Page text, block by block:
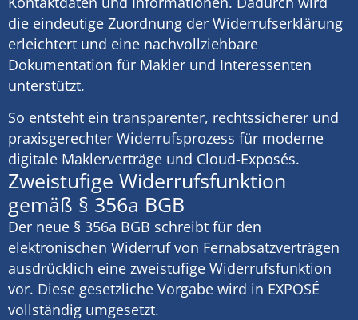
die eindeutige Zuordnung der Widerrufserklärung
erleichtert und eine nachvollziehbare
Dokumentation für Makler und Interessenten
unterstützt.
So entsteht ein transparenter, rechtssicherer und
praxisgerechter Widerrufsprozess für moderne
digitale Maklerverträge und Cloud-Exposés.
Zweistufige Widerrufsfunktion
gemäß § 356a BGB
Der neue § 356a BGB schreibt für den
elektronischen Widerruf von Fernabsatzverträgen
ausdrücklich eine zweistufige Widerrufsfunktion
vor. Diese gesetzliche Vorgabe wird in EXPOSÉ
vollständig umgesetzt.